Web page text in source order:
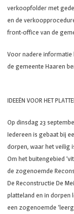
verkoopfolder met
en de
front-office van de
Voor nadere
de gemeente Haaren
IDEEËN VOOR HET
Op dinsdag 23
Iedereen is gebaat bij
dorpen, waar het veilig
Om het buitengebied
de zogenoemde
De Reconstructie De
platteland en in dorpen
een zogenoemde